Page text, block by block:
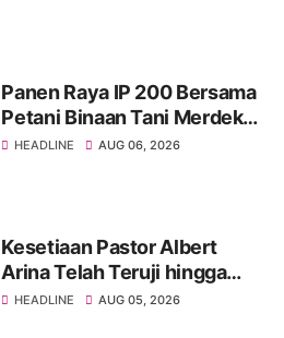
Panen Raya IP 200 Bersama
Petani Binaan Tani Merdeka
Indonesia Ogan Ilir
HEADLINE AUG 06, 2026
Kesetiaan Pastor Albert
Arina Telah Teruji hingga
Pesta Perak Imamat ke 28
HEADLINE AUG 05, 2026